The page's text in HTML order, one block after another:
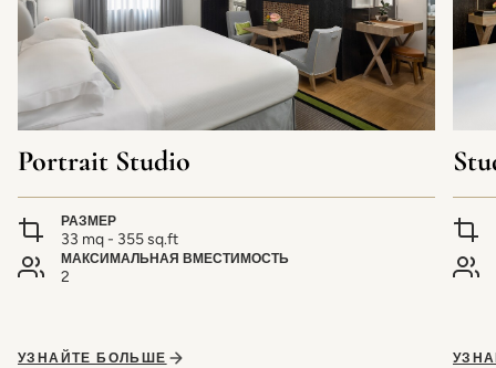
Portrait Studio
РАЗМЕР
33 mq - 355 sq.ft
МАКСИМАЛЬНАЯ ВМЕСТИМОСТЬ
2
УЗНАЙТЕ БОЛЬШЕ